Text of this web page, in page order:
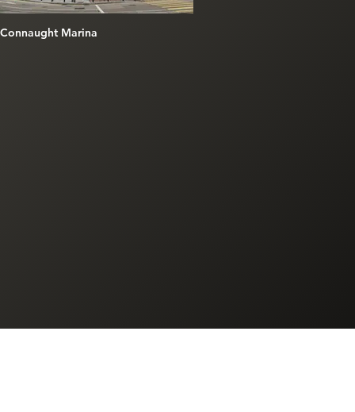
Connaught Marina